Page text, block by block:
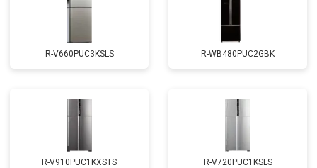
R-V660PUC3KSLS R-WB480PUC2GBK
R-V910PUC1KXSTS R-V720PUC1KSLS